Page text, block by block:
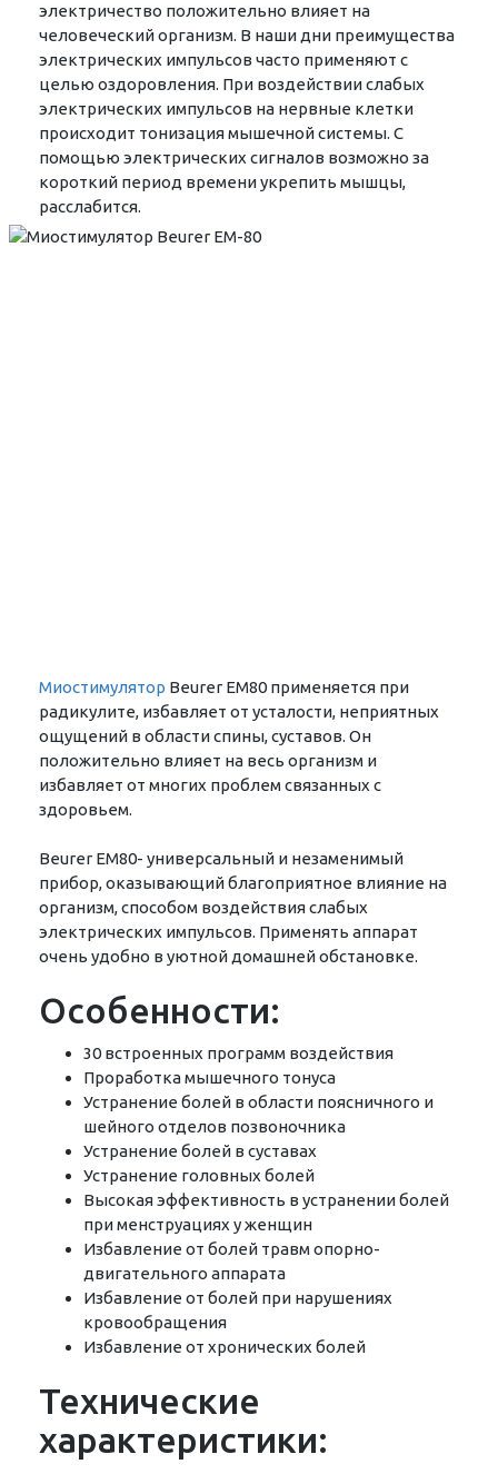
электричество положительно влияет на
человеческий организм. В наши дни преимущества
электрических импульсов часто применяют с
целью оздоровления. При воздействии слабых
электрических импульсов на нервные клетки
происходит тонизация мышечной системы. С
помощью электрических сигналов возможно за
короткий период времени укрепить мышцы,
расслабится.
Миостимулятор Beurer EM80 применяется при
радикулите, избавляет от усталости, неприятных
ощущений в области спины, суставов. Он
положительно влияет на весь организм и
избавляет от многих проблем связанных с
здоровьем.
Beurer EM80- универсальный и незаменимый
прибор, оказывающий благоприятное влияние на
организм, способом воздействия слабых
электрических импульсов. Применять аппарат
очень удобно в уютной домашней обстановке.
Особенности:
30 встроенных программ воздействия
Проработка мышечного тонуса
Устранение болей в области поясничного и
шейного отделов позвоночника
Устранение болей в суставах
Устранение головных болей
Высокая эффективность в устранении болей
при менструациях у женщин
Избавление от болей травм опорно-
двигательного аппарата
Избавление от болей при нарушениях
кровообращения
Избавление от хронических болей
Технические
характеристики: